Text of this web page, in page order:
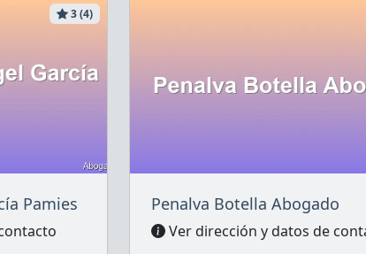
3 (4)
Pamies Penalva Botella Abogado
Ver dirección y datos de